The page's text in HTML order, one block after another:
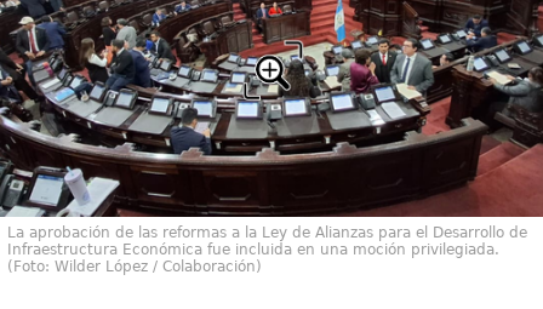
La aprobación de las reformas a la Ley de Alianzas para el Desarrollo de
Infraestructura Económica fue incluida en una moción privilegiada.
(Foto: Wilder López / Colaboración)